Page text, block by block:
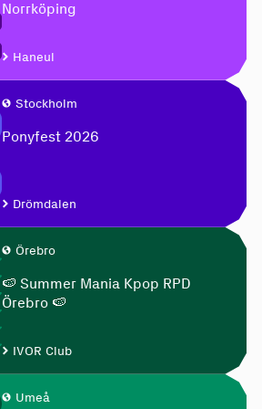
Norrköping
Haneul
Stockholm
Ponyfest 2026
Drömdalen
Örebro
🍉 Summer Mania Kpop RPD
Örebro 🍉
IVOR Club
Umeå